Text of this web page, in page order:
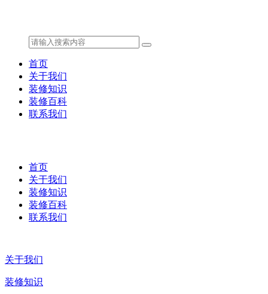
首页
关于我们
装修知识
装修百科
联系我们
首页
关于我们
装修知识
装修百科
联系我们
关于我们
装修知识